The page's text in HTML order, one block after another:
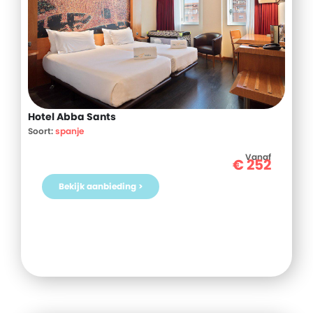
Hotel Abba Sants
Soort:spanje
Vanaf
€252
Bekijk aanbieding >